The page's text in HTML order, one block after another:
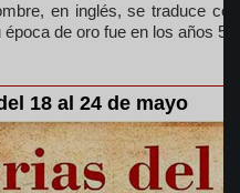
en inglés, se traduce
de oro fue en los años
18 al 24 de mayo